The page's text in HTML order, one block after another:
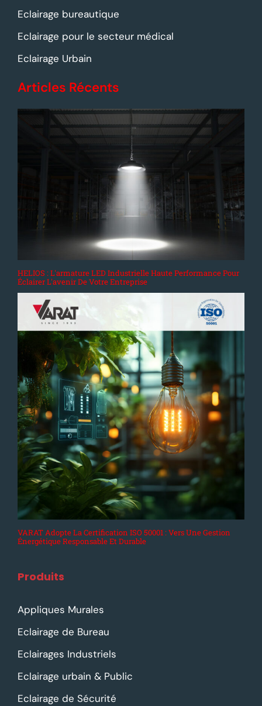
Eclairage bureautique
Eclairage pour le secteur médical
Eclairage Urbain
Articles Récents
HELIOS : L'armature LED Industrielle Haute Performance Pour
Éclairer L'avenir De Votre Entreprise
VARAT Adopte La Certification ISO 50001 : Vers Une Gestion
Énergétique Responsable Et Durable
Produits
Appliques Murales
Eclairage de Bureau
Eclairages Industriels
Eclairage urbain & Public
Eclairage de Sécurité